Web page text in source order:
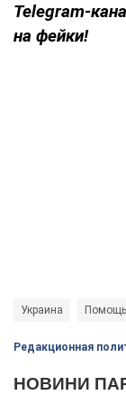
Telegram-
на фейки!
Украина
Редакционная